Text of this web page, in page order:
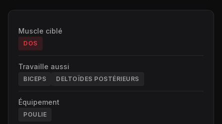
Muscle ciblé
DOS
Travaille aussi
BICEPS DELTOÏDES POSTÉRIEURS
Équipement
POULIE